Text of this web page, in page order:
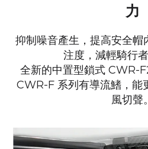
力
抑制噪音產生，提高安全帽
注度，減輕騎行者
全新的中置型鎖式 CWR-
CWR-F 系列有導流鰭，能
風切聲。